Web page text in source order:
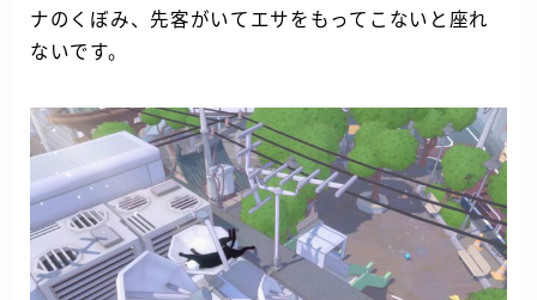
ナのくぼみ、先客がいてエサをもってこないと座れ
ないです。